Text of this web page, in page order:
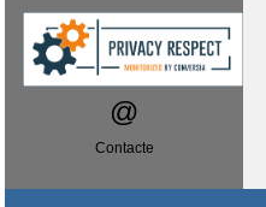
@
Contacte